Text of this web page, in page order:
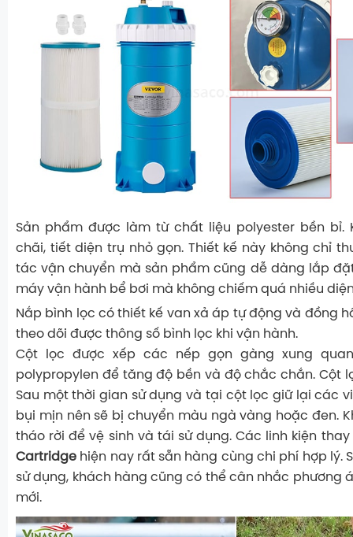
Sản phẩm được làm từ chất liệu polyester bền bỉ.
chãi, tiết diện trụ nhỏ gọn. Thiết kế này không chỉ
tác vận chuyển mà sản phẩm cũng dễ dàng lắp
máy vận hành bể bơi mà không chiếm quá nhiều
Nắp bình lọc có thiết kế van xả áp tự động và đồng
theo dõi được thông số bình lọc khi vận hành.
Cột lọc được xếp các nếp gọn gàng xung
polypropylen để tăng độ bền và độ chắc chắn. Cột
Sau một thời gian sử dụng và tại cột lọc giữ lại các
bụi mịn nên sẽ bị chuyển màu ngà vàng hoặc đen.
tháo rời để vệ sinh và tái sử dụng. Các linh kiện
Cartridge hiện nay rất sẵn hàng cùng chi phí hợp lý.
sử dụng, khách hàng cũng có thể cân nhắc phương
mới.